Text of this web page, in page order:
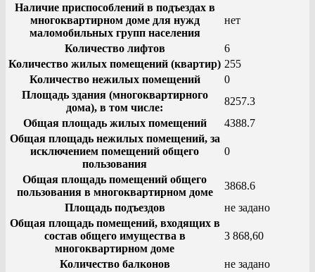
Наличие приспособлений в подъездах в
многоквартирном доме для нужд
маломобильных групп населения
нет
Количество лифтов
6
Количество жилых помещений (квартир) 255
Количество нежилых помещений
0
Площадь здания (многоквартирного
дома), в том числе:
8257.3
Общая площадь жилых помещений
4388.7
Общая площадь нежилых помещений, за
исключением помещений общего
пользования
0
Общая площадь помещений общего
пользования в многоквартирном доме
3868.6
Площадь подъездов
не задано
Общая площадь помещений, входящих в
состав общего имущества в
многоквартирном доме
3 868,60
Количество балконов
не задано